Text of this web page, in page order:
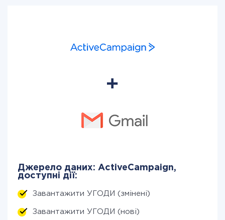
Джерело даних: ActiveCampaign,
доступні дії:
Завантажити УГОДИ (змінені)
Завантажити УГОДИ (нові)